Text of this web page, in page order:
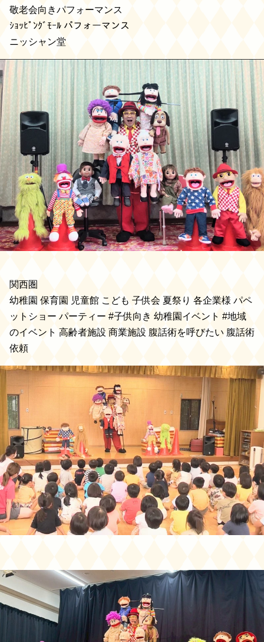
敬老会向きパフォーマンス
ｼｮｯﾋﾟﾝｸﾞﾓｰﾙ パフォーマンス
ニッシャン堂
関西圏
幼稚園 保育園 児童館 こども 子供会 夏祭り 各企業様 パペ
ットショー パーティー #子供向き 幼稚園イベント #地域
のイベント 高齢者施設 商業施設 腹話術を呼びたい 腹話術
依頼